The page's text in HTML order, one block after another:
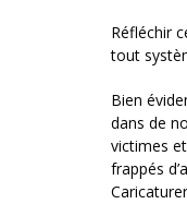
Réfléchir
tout
Bien
dans de
victimes
frappés